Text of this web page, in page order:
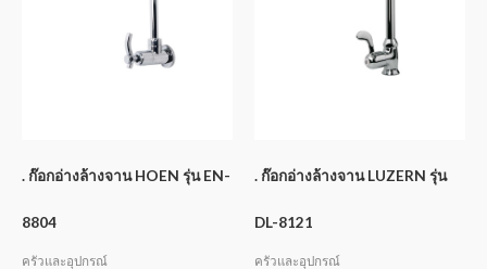
. ก๊อกอ่างล้างจาน HOEN รุ่น EN-
8804
ครัวและอุปกรณ์
. ก๊อกอ่างล้างจาน LUZERN รุ่น
DL-8121
ครัวและอุปกรณ์